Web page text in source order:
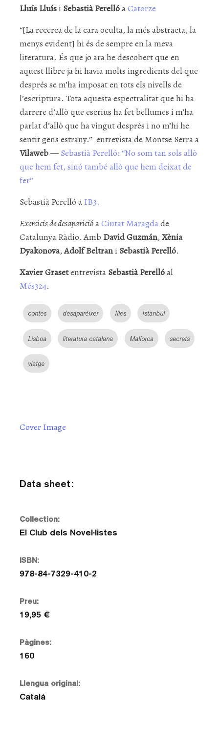
Lluís Lluísi Sebastià PerellóaCatorze
“[La recerca de la cara oculta, la més abstracta, la
menys evident] hi és de sempre en la meva
literatura. És que jo ara he descobert que en
aquest llibre ja hi havia molts ingredients del que
després se m’ha imposat en tots els nivells de
l’escriptura. Tota aquesta espectralitat que hi ha
darrere d’allò que escrius ha fet bellumes i m’ha
parlat d’allò que ha vingut després i no m’hi he
sentit gens estrany.” entrevista de Montse Serra a
Vilaweb— Sebastià Perelló: “No som tan sols allò
que hem fet, sinó també allò que hem deixat de
fer”
Sebastià Perelló a IB3.
Exercicis de desaparicióaCiutat Maragdade
Catalunya Ràdio. Amb David Guzmán, Xènia
Dyakonova,Adolf Beltrani Sebastià Perelló.
Xavier Grasetentrevista Sebastià Perellóal
Més324.
contes desaparèixer Illes Istanbul
Lisboa literatura catalana Mallorca secrets
viatge
Cover Image
Data sheet:
Collection:
El Club dels Novel·listes
ISBN:
978-84-7329-410-2
Preu:
19,95 €
Pàgines:
160
Llengua original:
Català